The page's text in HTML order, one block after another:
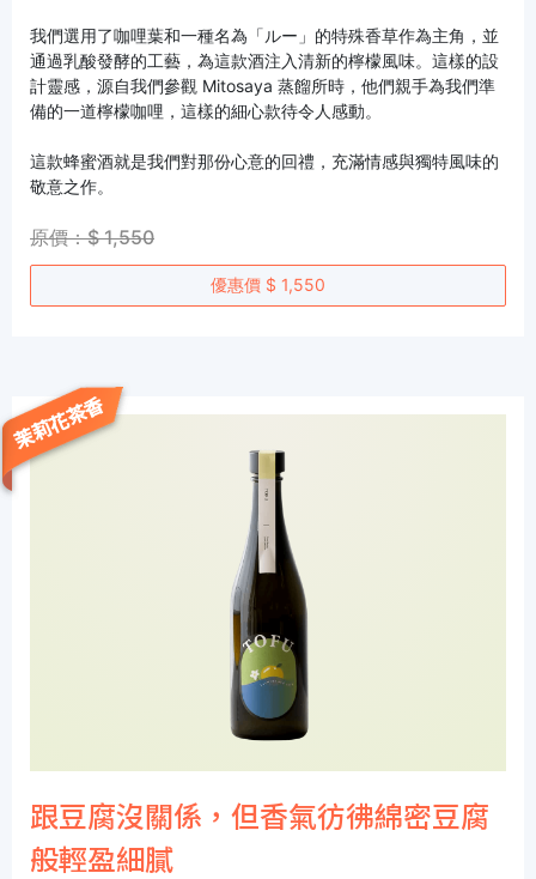
我們選用了咖哩葉和一種名為「ルー」的特殊香草作為主角，並
通過乳酸發酵的工藝，為這款酒注入清新的檸檬風味。這樣的設
計靈感，源自我們參觀 Mitosaya 蒸餾所時，他們親手為我們準
備的一道檸檬咖哩，這樣的細心款待令人感動。
這款蜂蜜酒就是我們對那份心意的回禮，充滿情感與獨特風味的
敬意之作。
原價：$ 1,550
優惠價 $ 1,550
茉莉花茶香
跟豆腐沒關係，但香氣彷彿綿密豆腐
般輕盈細膩